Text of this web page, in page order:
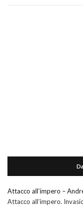
Attacco all’impero –
Attacco all’impero.